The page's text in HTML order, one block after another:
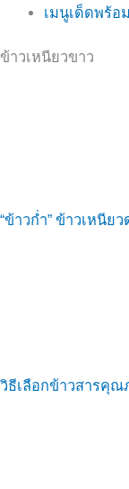
เมนูเด็ดพร้อ
ข้าวเหนียวขาว
“ข้าวก่ำ” ข้าวเหนี
วิธีเลือกข้าวสารคุณ